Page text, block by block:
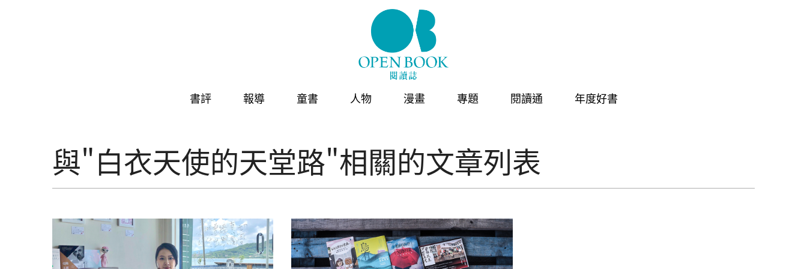
書評 報導 童書 人物 漫畫 專題 閱讀通 年度好書
與"白衣天使的天堂路"相關的文章列表